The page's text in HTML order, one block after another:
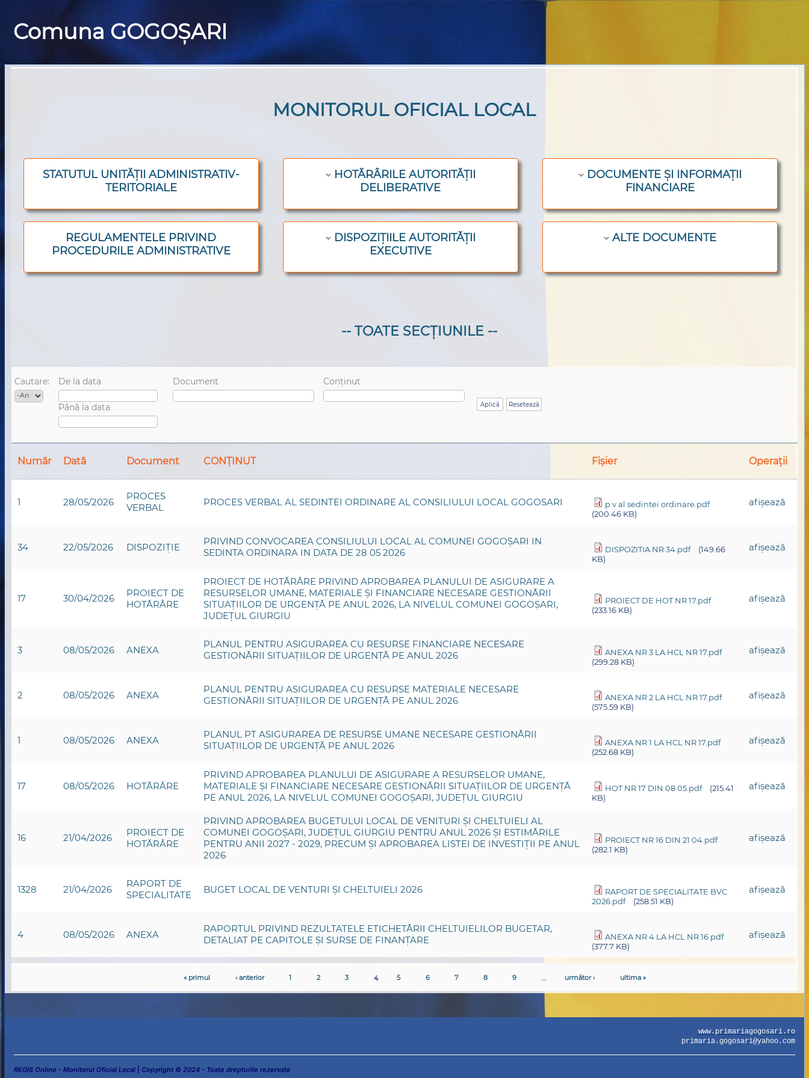
Comuna GOGOȘARI
MONITORUL OFICIAL LOCAL
STATUTUL UNITĂȚII ADMINISTRATIV-
TERITORIALE
REGULAMENTELE PRIVIND
PROCEDURILE ADMINISTRATIVE
HOTĂRÂRILE AUTORITĂȚII
DELIBERATIVE
DISPOZIȚIILE AUTORITĂȚII
EXECUTIVE
DOCUMENTE ȘI INFORMAȚII
FINANCIARE
ALTE DOCUMENTE
-- TOATE SECȚIUNILE --
Cautare:
An
De la data
Data
Până la data
Data
Document Conținut
Număr Dată Document CONȚINUT Fișier Operații
1 28/05/2026
PROCES
VERBAL
PROCES VERBAL AL SEDINTEI ORDINARE AL CONSILIULUI LOCAL GOGOSARI
p v al sedintei ordinare.pdf
(200.46 KB)
afişează
34 22/05/2026 DISPOZIȚIE
PRIVIND CONVOCAREA CONSILIULUI LOCAL AL COMUNEI GOGOȘARI IN
SEDINTA ORDINARA IN DATA DE 28 05 2026
DISPOZITIA NR 34.pdf
(149.66
KB)
afişează
17 30/04/2026
PROIECT DE
HOTĂRÂRE
PROIECT DE HOTĂRÂRE PRIVIND APROBAREA PLANULUI DE ASIGURARE A
RESURSELOR UMANE, MATERIALE ȘI FINANCIARE NECESARE GESTIONĂRII
SITUAȚIILOR DE URGENȚĂ PE ANUL 2026, LA NIVELUL COMUNEI GOGOȘARI,
JUDEȚUL GIURGIU
PROIECT DE HOT NR 17.pdf
(233.16 KB)
afişează
3 08/05/2026 ANEXA
PLANUL PENTRU ASIGURAREA CU RESURSE FINANCIARE NECESARE
GESTIONĂRII SITUAȚIILOR DE URGENȚĂ PE ANUL 2026
ANEXA NR 3 LA HCL NR 17.pdf
(299.28 KB)
afişează
2 08/05/2026 ANEXA
PLANUL PENTRU ASIGURAREA CU RESURSE MATERIALE NECESARE
GESTIONĂRII SITUAȚIILOR DE URGENȚĂ PE ANUL 2026
ANEXA NR 2 LA HCL NR 17.pdf
(575.59 KB)
afişează
1 08/05/2026 ANEXA
PLANUL PT ASIGURAREA DE RESURSE UMANE NECESARE GESTIONĂRII
SITUAȚIILOR DE URGENȚĂ PE ANUL 2026
ANEXA NR 1 LA HCL NR 17.pdf
(252.68 KB)
afişează
17 08/05/2026 HOTĂRÂRE
PRIVIND APROBAREA PLANULUI DE ASIGURARE A RESURSELOR UMANE,
MATERIALE ȘI FINANCIARE NECESARE GESTIONĂRII SITUAȚIILOR DE URGENȚĂ
PE ANUL 2026, LA NIVELUL COMUNEI GOGOȘARI, JUDEȚUL GIURGIU
HOT NR 17 DIN 08 05.pdf
(215.41
KB)
afişează
16 21/04/2026
PROIECT DE
HOTĂRÂRE
PRIVIND APROBAREA BUGETULUI LOCAL DE VENITURI ȘI CHELTUIELI AL
COMUNEI GOGOȘARI, JUDEȚUL GIURGIU PENTRU ANUL 2026 ȘI ESTIMĂRILE
PENTRU ANII 2027 - 2029, PRECUM ȘI APROBAREA LISTEI DE INVESTIȚII PE ANUL
2026
PROIECT NR 16 DIN 21 04.pdf
(282.1 KB)
afişează
1328 21/04/2026
RAPORT DE
SPECIALITATE
BUGET LOCAL DE VENTURI ȘI CHELTUIELI 2026
RAPORT DE SPECIALITATE BVC
2026.pdf
(258.51 KB)
afişează
4 08/05/2026 ANEXA
RAPORTUL PRIVIND REZULTATELE ETICHETĂRII CHELTUIELILOR BUGETAR,
DETALIAT PE CAPITOLE ȘI SURSE DE FINANȚARE
ANEXA NR 4 LA HCL NR 16.pdf
(377.7 KB)
afişează
« primul ‹ anterior 1 2 3 4 5 6 7 8 9 … următor › ultima »
www.primariagogosari.ro
primaria.gogosari@yahoo.com
REGIS Online - Monitorul Oficial Local Copyright © 2024 - Toate drepturile rezervate